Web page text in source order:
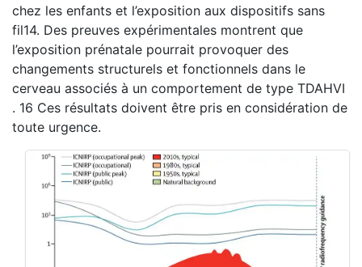
chez les enfants et l’exposition aux dispositifs sans
fil14. Des preuves expérimentales montrent que
l’exposition prénatale pourrait provoquer des
changements structurels et fonctionnels dans le
cerveau associés à un comportement de type TDAHVI
. 16 Ces résultats doivent être pris en considération de
toute urgence.